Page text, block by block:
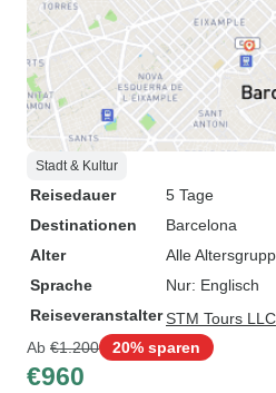
Stadt & Kultur
Reisedauer
5 Tage
Destinationen
Barcelona
Alter
Alle
Sprache
Nur: Englisch
ReiseveranstalterSTM Tours LLC
Ab €1.200 20% sparen
€960